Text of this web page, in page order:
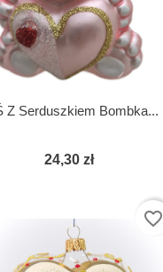
Z Serduszkiem Bombka...
24,30 zł
favorite_border